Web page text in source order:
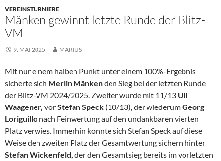
VEREINSTURNIERE
Mänken gewinnt letzte Runde der Blitz-
VM
9. MAI 2025 MARIUS
Mit nur einem halben Punkt unter einem 100%-Ergebnis
sicherte sich Merlin Mänkenden Sieg bei der letzten Runde
der Blitz-VM 2024/2025. Zweiter wurde mit 11/13 Uli
Waagener, vorStefan Speck (10/13), der wiederumGeorg
Loriguillo nach Feinwertung auf den undankbaren vierten
Platz verwies. Immerhin konnte sich Stefan Speck auf diese
Weise den zweiten Platz der Gesamtwertung sichern hinter
Stefan Wickenfeld, der den Gesamtsieg bereits im vorletzten